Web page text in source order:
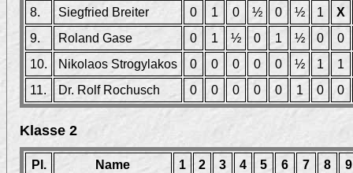
8.
Siegfried Breiter 0 1 0 ½ 0 ½ 1
X
9.
Roland Gase 0 1 ½ 0 1 ½ 0
0
10.
Nikolaos Strogylakos 0 0 0 0 0 ½ 1
1
11.
Dr. Rolf Rochusch 0 0 0 0 0 1 0 0
Klasse 2
Pl. Name 1 2 3 4 5 6 7 8
9